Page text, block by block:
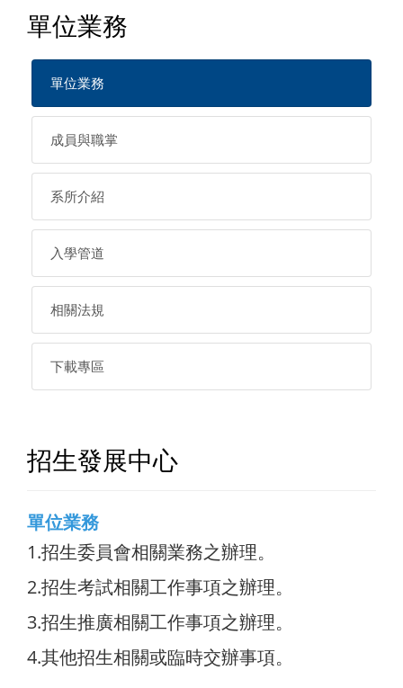
單位業務
單位業務
成員與職掌
系所介紹
入學管道
相關法規
下載專區
招生發展中心
單位業務
1.招生委員會相關業務之辦理。
2.招生考試相關工作事項之辦理。
3.招生推廣相關工作事項之辦理。
4.其他招生相關或臨時交辦事項。